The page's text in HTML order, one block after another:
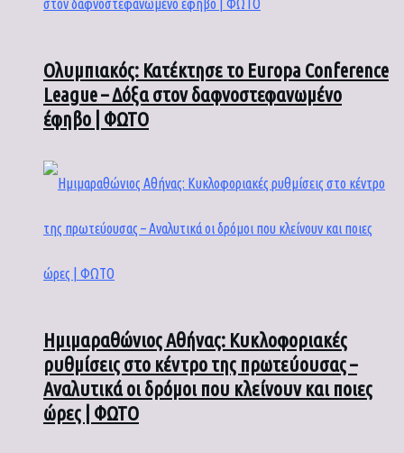
Ολυμπιακός: Κατέκτησε το Europa Conference
League – Δόξα στον δαφνοστεφανωμένο
έφηβο | ΦΩΤΟ
Ημιμαραθώνιος Αθήνας: Κυκλοφοριακές
ρυθμίσεις στο κέντρο της πρωτεύουσας –
Αναλυτικά οι δρόμοι που κλείνουν και ποιες
ώρες | ΦΩΤΟ